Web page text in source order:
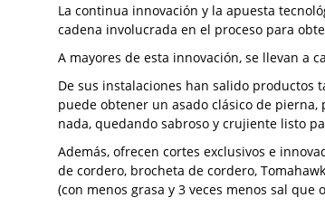
La continua innovación y la apuesta
cadena involucrada en el proceso para
A mayores de esta innovación, se llevan a
De sus instalaciones han salido productos
puede obtener un asado clásico de
nada, quedando sabroso y crujiente listo
Además, ofrecen cortes exclusivos e
de cordero, brocheta de cordero,
(con menos grasa y 3 veces menos sal